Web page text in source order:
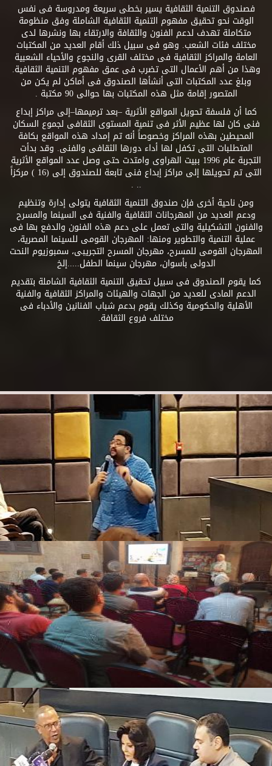
فصندوق التنمية الثقافية يسير بخطى سريعة ومدروسة فى نفس
الوقت نحو تحقيق مفهوم التنمية الثقافية الشاملة وفق منظومة
متكاملة تهدف لدعم الفنون والثقافة والارتقاء بها ونشرها لدى
مختلف فئات الشعب. وهو فى سبيل ذلك أقام العديد من المكتبات
العامة والمراكز الثقافية فى مختلف القرى والنجوع والأحياء الشعبية
وهذا من أهم الأعمال التى تضرب فى عمق مفهوم التنمية الثقافية.
وبلغ عدد المكتبات التى أنشأها الصندوق فى أماكن لم يكن من
المتصور إقامة مثل هذه المكتبات بها حوالى 90 مكتبة .
كما أن فلسفة تحويل المواقع الأثرية –بعد ترميمها–إلى مراكز إبداع
فنى كان لها عظيم الأثر فى تنمية المستوى الثقافى لجموع السكان
المحيطين بهذه المراكز وخصوصاً أنه تم إمداد هذه المواقع بكافة
المتطلبات التى تكفل لها أداء دورها الثقافى والفنى. وقد بدأت
التجربة عام 1996 ببيت الهراوى وامتدت حتى وصل عدد المواقع الأثرية
التى تم تحويلها إلى مراكز إبداع فنى تابعة للصندوق إلى (16 ) مركزاً
.. .
ومن ناحية أخرى فإن صندوق التنمية الثقافية يتولى إدارة وتنظيم
ودعم العديد من المهرجانات الثقافية والفنية فى السينما والمسرح
والفنون التشكيلية والتى تعمل على دعم هذه الفنون والدفع بها فى
عملية التنمية والتطوير ومنها: المهرجان القومى للسينما المصرية،
المهرجان القومى للمسرح، مهرجان المسرح التجريبى، سمبوزيوم النحت
الدولى بأسوان، مهرجان سينما الطفل.....إلخ
كما يقوم الصندوق فى سبيل تحقيق التنمية الثقافية الشاملة بتقديم
الدعم المادى للعديد من الجهات والهيئات والمراكز الثقافية والفنية
الأهلية والحكومية وكذلك يقوم بدعم شباب الفنانين والأدباء فى
مختلف فروع الثقافة.